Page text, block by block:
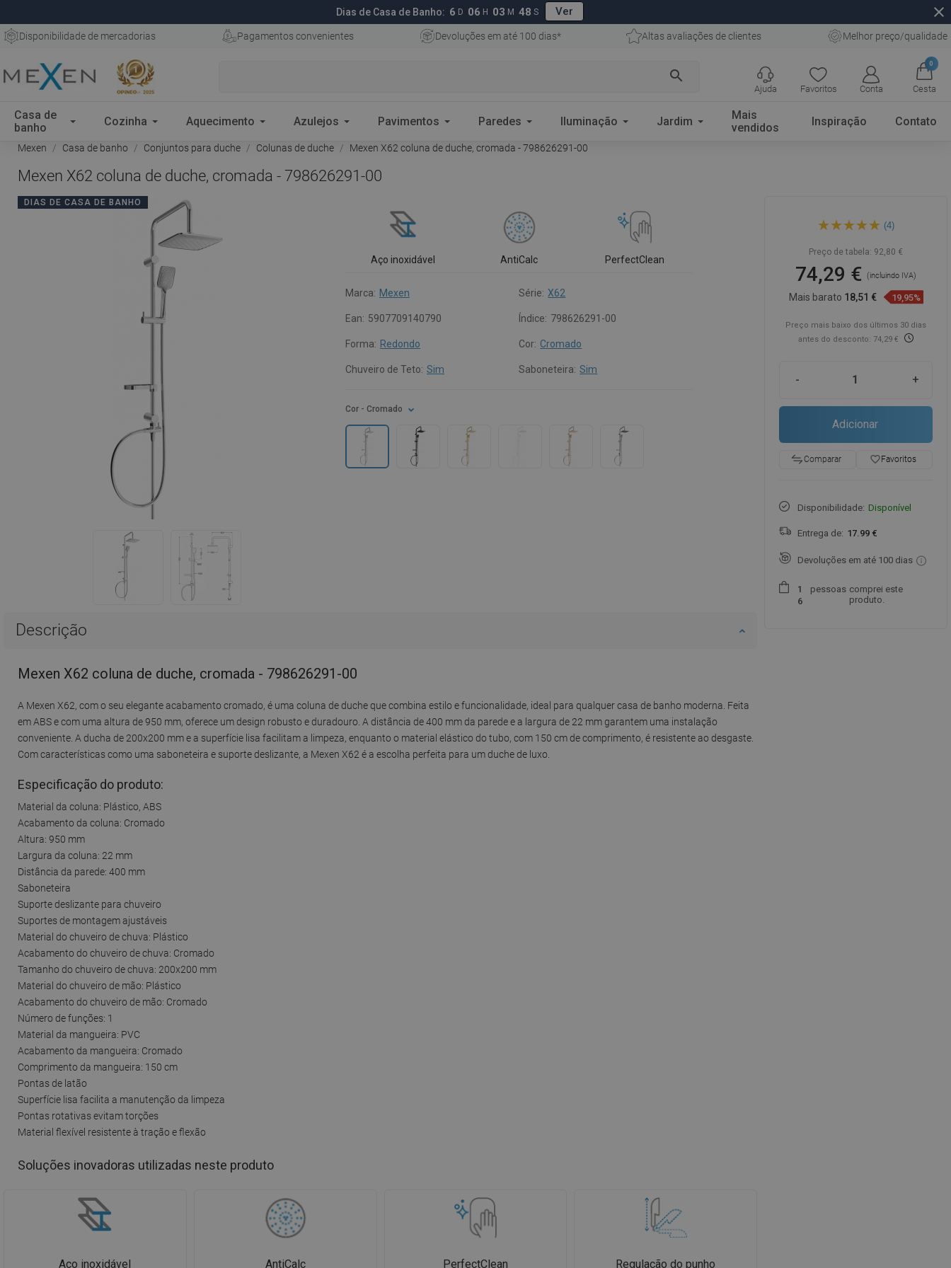
Dias de Casa de Banho: 6 D 06 H 03 M 47 S Ver close
Disponibilidade de mercadorias Pagamentos convenientes Devoluções em até 100 dias* Altas avaliações de clientes Melhor preço/qualidade
search
Favoritos Conta
0
Cesta
Ajuda
Casa de
banho
Cozinha Aquecimento Azulejos Pavimentos Paredes Iluminação Jardim
Mais
vendidos
Inspiração Contato
Mexen Casa de banho Conjuntos para duche Colunas de duche Mexen X62 coluna de duche, cromada - 798626291-00
Mexen X62 coluna de duche, cromada - 798626291-00
DIAS DE CASA DE BANHO
Aço inoxidável AntiCalc PerfectClean
Marca: Mexen Série: X62
Ean: 5907709140790 Índice: 798626291-00
Forma: Redondo Cor: Cromado
Chuveiro de Teto: Sim Saboneteira: Sim
Cor - Cromado
Descrição
Mexen X62 coluna de duche, cromada - 798626291-00
A Mexen X62, com o seu elegante acabamento cromado, é uma coluna de duche que combina estilo e funcionalidade, ideal para qualquer casa de banho moderna. Feita
em ABS e com uma altura de 950 mm, oferece um design robusto e duradouro. A distância de 400 mm da parede e a largura de 22 mm garantem uma instalação
conveniente. A ducha de 200x200 mm e a superfície lisa facilitam a limpeza, enquanto o material elástico do tubo, com 150 cm de comprimento, é resistente ao desgaste.
Com características como uma saboneteira e suporte deslizante, a Mexen X62 é a escolha perfeita para um duche de luxo.
Especificação do produto:
Material da coluna: Plástico, ABS
Acabamento da coluna: Cromado
Altura: 950 mm
Largura da coluna: 22 mm
Distância da parede: 400 mm
Saboneteira
Suporte deslizante para chuveiro
Suportes de montagem ajustáveis
Material do chuveiro de chuva: Plástico
Acabamento do chuveiro de chuva: Cromado
Tamanho do chuveiro de chuva: 200x200 mm
Material do chuveiro de mão: Plástico
Acabamento do chuveiro de mão: Cromado
Número de funções: 1
Material da mangueira: PVC
Acabamento da mangueira: Cromado
Comprimento da mangueira: 150 cm
Pontas de latão
Superfície lisa facilita a manutenção da limpeza
Pontas rotativas evitam torções
Material flexível resistente à tração e flexão
Soluções inovadoras utilizadas neste produto
Aço inoxidável AntiCalc PerfectClean Regulação do punho
Mexen X62 coluna de duche,
cromada - 798626291-00
(4)
Preço de tabela: 92,80 €
74,29 €(incluindo IVA)
Mais barato 18,51 € 19,95%
Preço mais baixo dos últimos 30 dias
antes do desconto: 74,29 €
- +
Adicionar
Comparar favorite_borderFavoritos
Disponibilidade: Disponível
Entrega de: 17.99 €
Devoluções em até 100 dias
1
6
pessoas comprei este
produto.